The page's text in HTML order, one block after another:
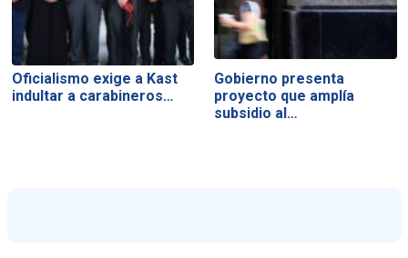
Oficialismo exige a Kast
indultar a carabineros…
Gobierno presenta
proyecto que amplía
subsidio al…